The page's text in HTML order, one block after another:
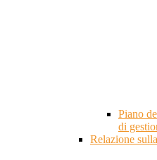
Piano
di
Relazione